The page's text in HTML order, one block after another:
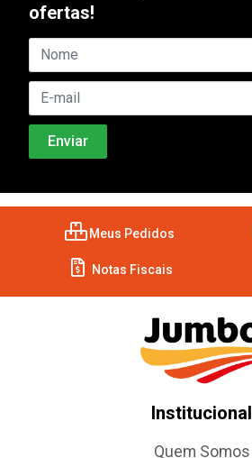
ofertas!
Meus Pedidos
Notas Fiscais
Institucional
Quem Somos